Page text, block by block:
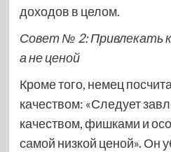
доходов в целом.
Совет № 2: Привлекать
а не ценой
Кроме того, немец
качеством: «Следует
качеством, фишками и
самой низкой ценой». Он